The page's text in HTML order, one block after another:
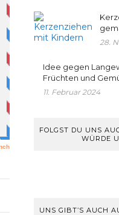
28.
Idee gegen
Früchten und
11. Februar 2024
FOLGST DU UNS
WÜRDE
UNS GIBT’S AUCH